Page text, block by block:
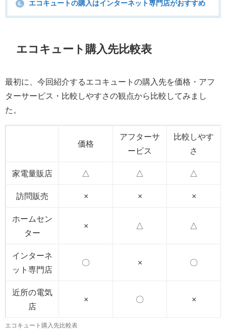
6. エコキュートの購入はインターネット専門店がおすすめ
エコキュート購入先比較表
最初に、今回紹介するエコキュートの購入先を価格・アフ
ターサービス・比較しやすさの観点から比較してみまし
た。
価格
アフターサ
ービス
比較しやす
さ
家電量販店 △ △ △
訪問販売 × × ×
ホームセン
ター
× △ △
インターネ
ット専門店
〇 × 〇
近所の電気
店
× 〇 ×
エコキュート購入先比較表